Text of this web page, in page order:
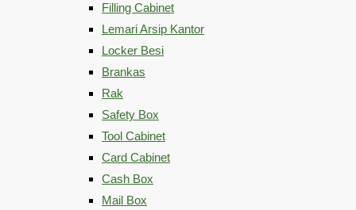
Filling Cabinet
Lemari Arsip Kantor
Locker Besi
Brankas
Rak
Safety Box
Tool Cabinet
Card Cabinet
Cash Box
Mail Box